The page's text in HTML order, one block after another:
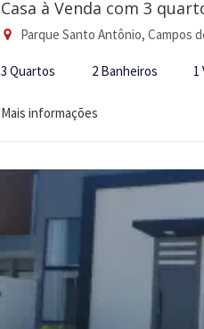
Casa à Venda com 3
Parque Santo Antônio, Campos
3 Quartos 2 Banheiros 1
Mais informações